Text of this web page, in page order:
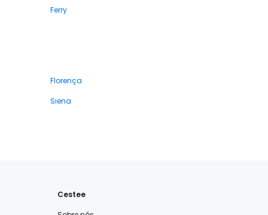
Ferry
Florença
Siena
Cestee